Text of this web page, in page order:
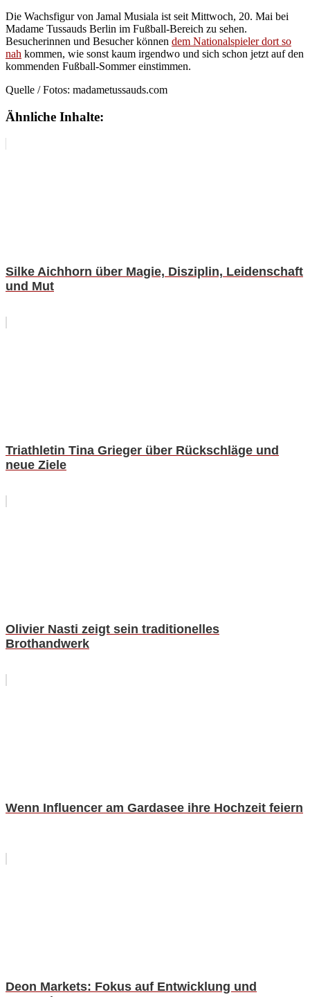
Die Wachsfigur von Jamal Musiala ist seit Mittwoch, 20. Mai bei
Madame Tussauds Berlin im Fußball-Bereich zu sehen.
Besucherinnen und Besucher können dem Nationalspieler dort so
nah kommen, wie sonst kaum irgendwo und sich schon jetzt auf den
kommenden Fußball-Sommer einstimmen.
Quelle / Fotos: madametussauds.com
Ähnliche Inhalte:
Silke Aichhorn über Magie, Disziplin, Leidenschaft
und Mut
Triathletin Tina Grieger über Rückschläge und
neue Ziele
Olivier Nasti zeigt sein traditionelles
Brothandwerk
Wenn Influencer am Gardasee ihre Hochzeit feiern
Deon Markets: Fokus auf Entwicklung und